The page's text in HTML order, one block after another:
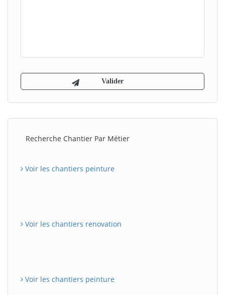
Recherche Chantier Par Métier
Voir les chantiers peinture
Voir les chantiers renovation
Voir les chantiers peinture